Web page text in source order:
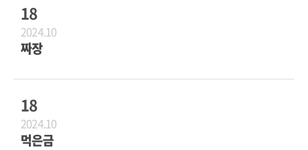
18
2024.10
짜장
18
2024.10
먹은금